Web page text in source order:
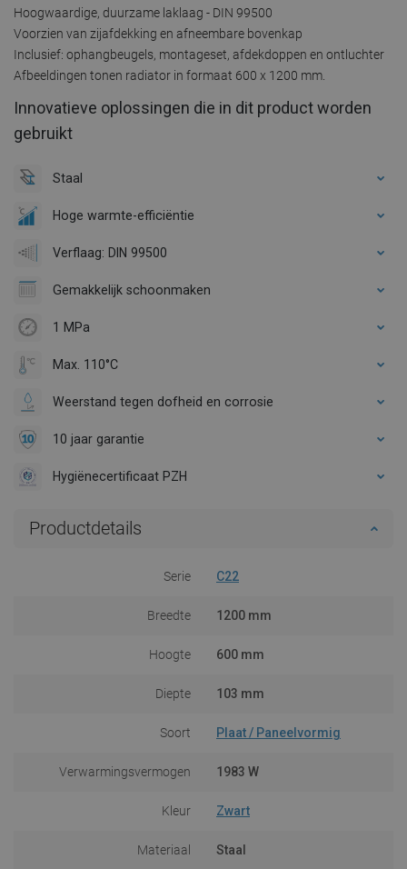
Hoogwaardige, duurzame laklaag - DIN 99500
Voorzien van zijafdekking en afneembare bovenkap
Inclusief: ophangbeugels, montageset, afdekdoppen en ontluchter
Afbeeldingen tonen radiator in formaat 600 x 1200 mm.
Innovatieve oplossingen die in dit product worden
gebruikt
Staal
Hoge warmte-efficiëntie
Verflaag: DIN 99500
Gemakkelijk schoonmaken
1 MPa
Max. 110°C
Weerstand tegen dofheid en corrosie
10 jaar garantie
Hygiënecertificaat PZH
Productdetails
Serie C22
Breedte 1200 mm
Hoogte 600 mm
Diepte 103 mm
Soort Plaat / Paneelvormig
Verwarmingsvermogen 1983 W
Kleur Zwart
Materiaal Staal